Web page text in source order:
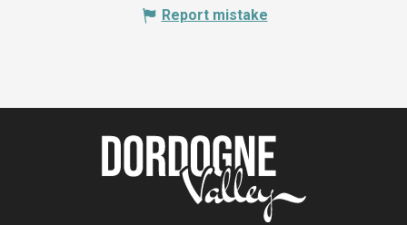
Report mistake